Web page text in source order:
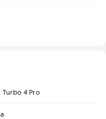
Turbo 4 Pro